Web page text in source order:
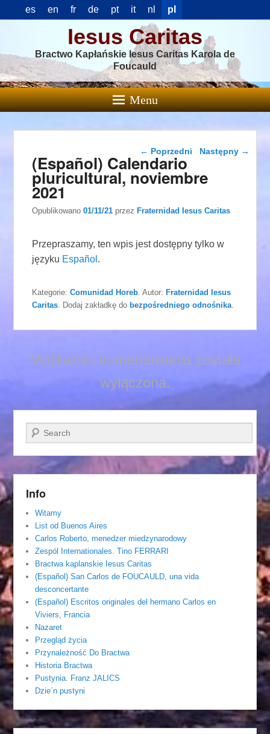
es en fr de pt it nl pl
Iesus Caritas
Bractwo Kapłańskie Iesus Caritas Karola de
Foucauld
Menu
Nawigacja wpisu
← Poprzedni Następny →
(Español) Calendario
pluricultural, noviembre
2021
Opublikowano01/11/21 przezFraternidad Iesus Caritas
Przepraszamy, ten wpis jest dostępny tylko w
języku Español .
Kategorie:Comunidad Horeb . Autor:Fraternidad Iesus
Caritas . Dodaj zakładkę do bezpośredniego odnośnika
Możliwość komentowania została
wyłączona.
Szukaj
Info
Witamy
List od Buenos Aires
Carlos Roberto, menedzer miedzynarodowy
Zespól Internationales. Tino FERRARI
Bractwa kaplanskie Iesus Caritas
(Español) San Carlos de FOUCAULD, una vida
desconcertante
(Español) Escritos originales del hermano Carlos en
Viviers, Francia
Nazaret
Przegląd życia
Przynależność Do Bractwa
Historia Bractwa
Pustynia. Franz JALICS
Dzie´n pustyni